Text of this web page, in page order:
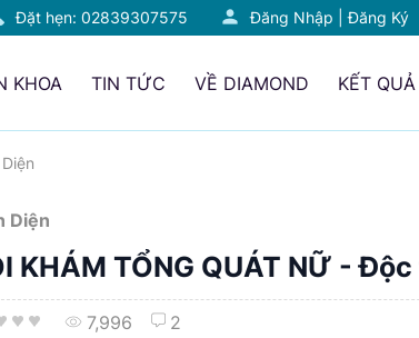
Đăng Nhập |Đăng Ký
Đặt hẹn: 02839307575
KHOA TIN TỨC VỀ DIAMOND KẾT
Diện
KHÁM TỔNG QUÁT NỮ -
7,996 2